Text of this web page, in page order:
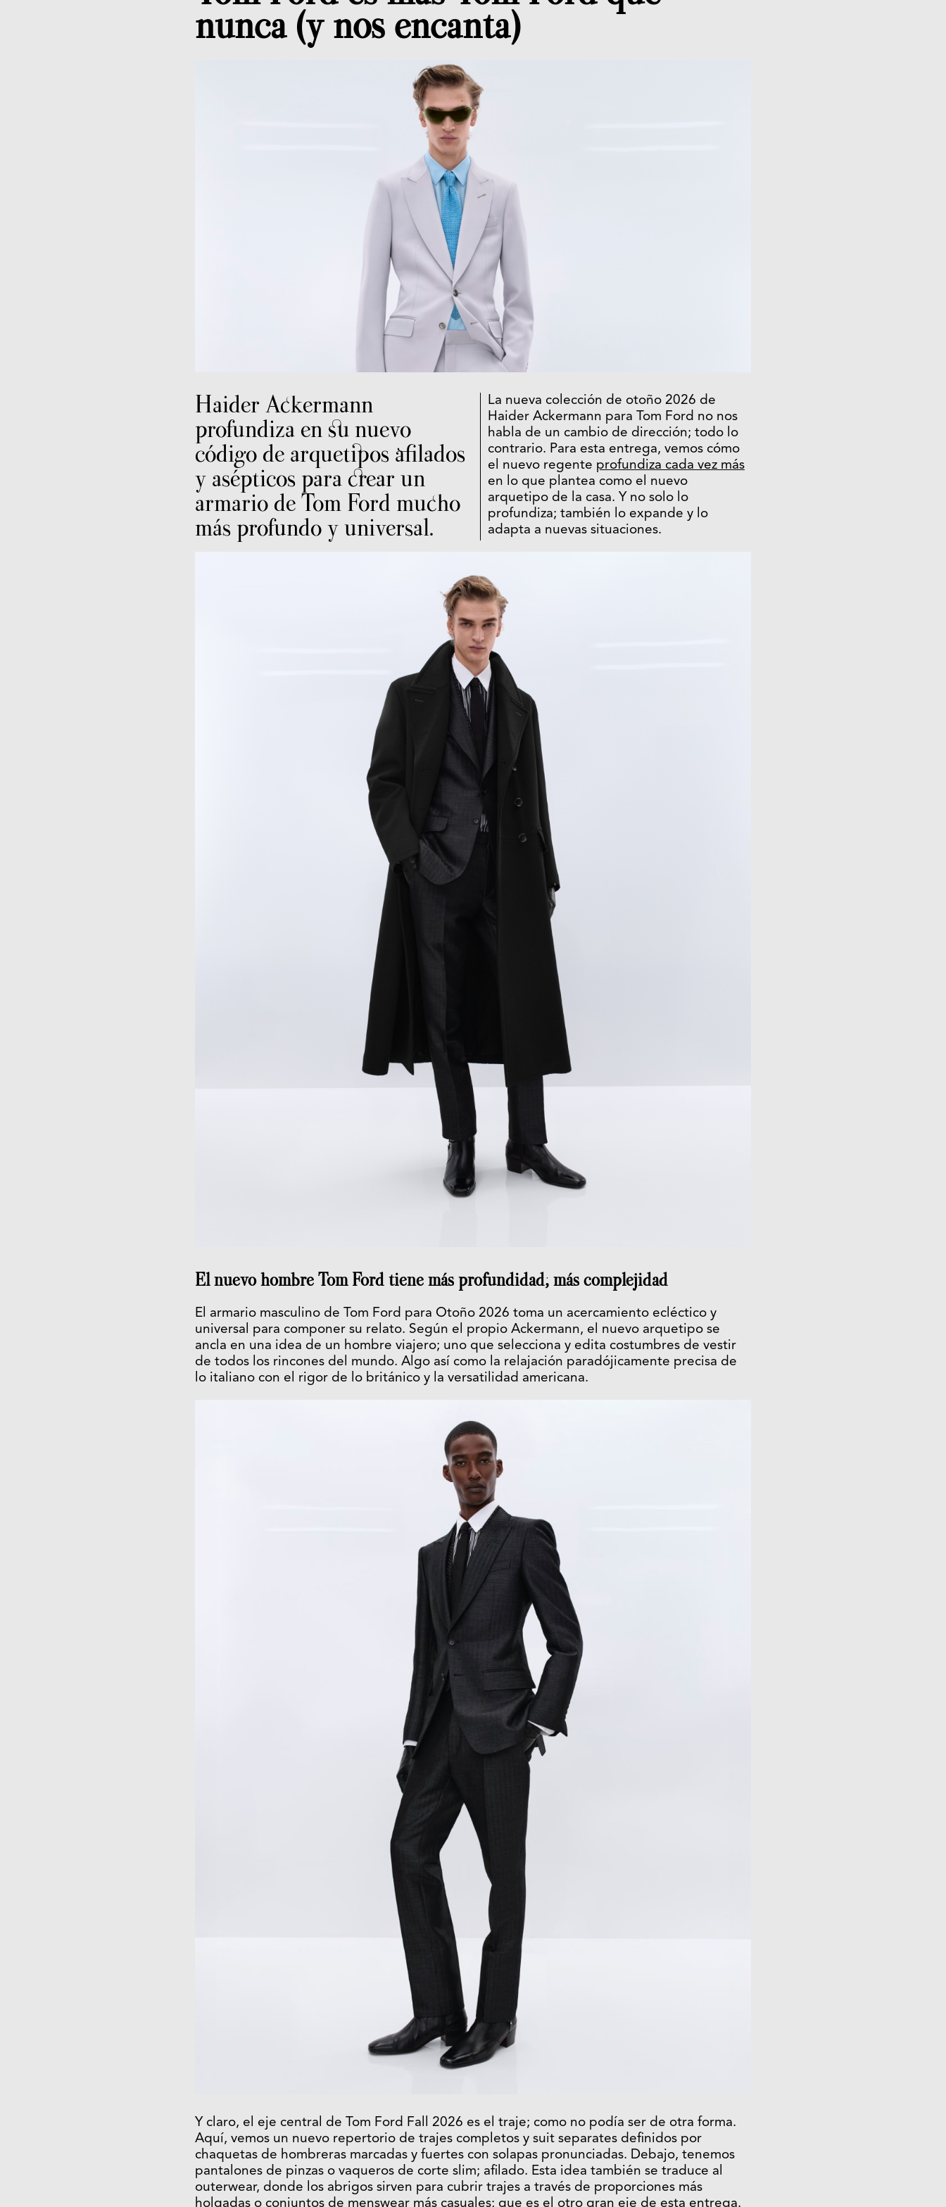
nunca (y nos encanta)
Haider Ackermann
profundiza en su nuevo
código de arquetipos afilados
y asépticos para crear un
armario de Tom Ford mucho
más profundo y universal.
La nueva colección de otoño 2026 de
Haider Ackermann para Tom Ford no nos
habla de un cambio de dirección; todo lo
contrario. Para esta entrega, vemos cómo
el nuevo regente profundiza cada vez más
en lo que plantea como el nuevo
arquetipo de la casa. Y no solo lo
profundiza; también lo expande y lo
adapta a nuevas situaciones.
El nuevo hombre Tom Ford tiene más profundidad; más complejidad
El armario masculino de Tom Ford para Otoño 2026 toma un acercamiento ecléctico y
universal para componer su relato. Según el propio Ackermann, el nuevo arquetipo se
ancla en una idea de un hombre viajero; uno que selecciona y edita costumbres de vestir
de todos los rincones del mundo. Algo así como la relajación paradójicamente precisa de
lo italiano con el rigor de lo británico y la versatilidad americana.
Y claro, el eje central de Tom Ford Fall 2026 es el traje; como no podía ser de otra forma.
Aquí, vemos un nuevo repertorio de trajes completos y suit separates definidos por
chaquetas de hombreras marcadas y fuertes con solapas pronunciadas. Debajo, tenemos
pantalones de pinzas o vaqueros de corte slim; afilado. Esta idea también se traduce al
outerwear, donde los abrigos sirven para cubrir trajes a través de proporciones más
holgadas o conjuntos de menswear más casuales; que es el otro gran eje de esta entrega.